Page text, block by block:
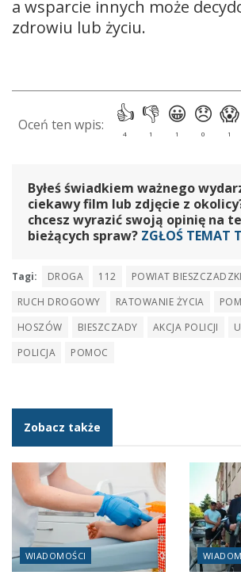
a wsparcie innych może
zdrowiu lub życiu.
Byłeś świadkiem ważnego
ciekawy film lub zdjęcie z
chcesz wyrazić swoją opinię na
bieżących spraw? ZGŁOŚ TEMAT
Tagi: DROGA 112
POWIAT BIESZCZADZKI
RUCH DROGOWY
RATOWANIE ŻYCIA
HOSZÓW
BIESZCZADY AKCJA POLICJI
POLICJA
POMOC
Zobacz także
WIADOMOŚCI